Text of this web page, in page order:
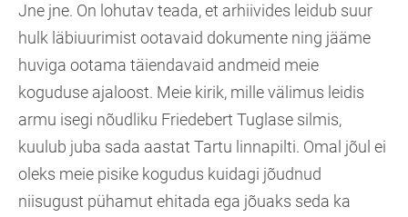
Jne jne. On lohutav teada, et arhiivides leidub suur
hulk läbiuurimist ootavaid dokumente ning jääme
huviga ootama täiendavaid andmeid meie
koguduse ajaloost. Meie kirik, mille välimus leidis
armu isegi nõudliku Friedebert Tuglase silmis,
kuulub juba sada aastat Tartu linnapilti. Omal jõul ei
oleks meie pisike kogudus kuidagi jõudnud
niisugust pühamut ehitada ega jõuaks seda ka